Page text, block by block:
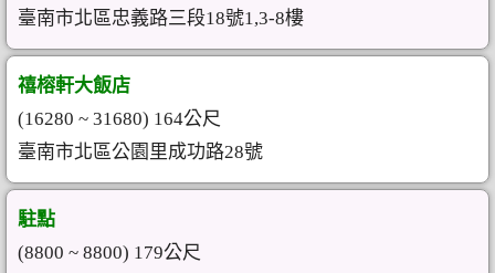
臺南市北區忠義路三段18號1,3-8樓
禧榕軒大飯店
(16280 ~ 31680) 164公尺
臺南市北區公園里成功路28號
駐點
(8800 ~ 8800) 179公尺